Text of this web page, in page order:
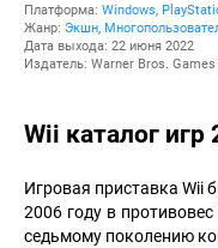
Платформа: Windows
Жанр: Экшн
Дата выхода: 22 июня 2022
Издатель: Warner Bros. Games
Wii каталог игр
Игровая приставка
2006 году в
седьмому поколению